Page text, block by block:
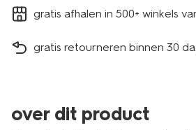
gratis afhalen in 500+ winkels
gratis retourneren binnen 30
over dit product